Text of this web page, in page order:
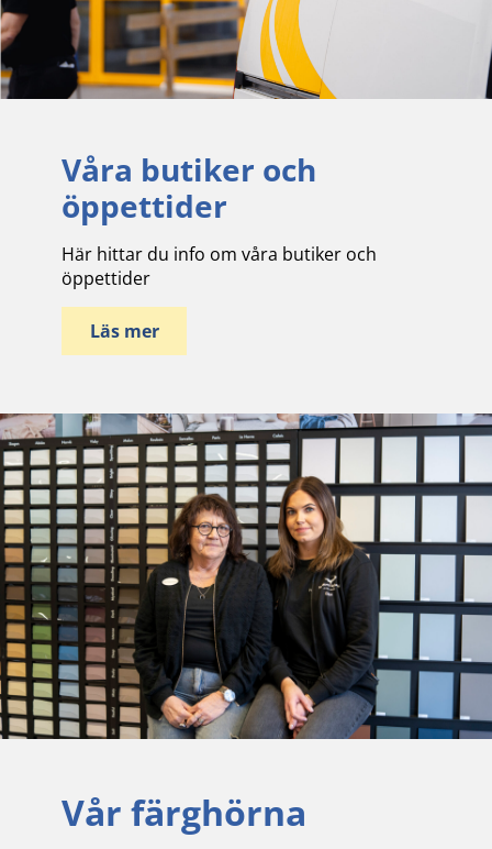
Våra butiker och
öppettider
Här hittar du info om våra butiker och
öppettider
Läs mer
Vår färghörna